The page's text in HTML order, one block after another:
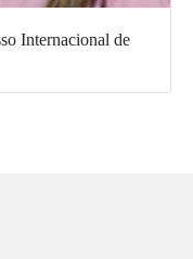
Internacional de